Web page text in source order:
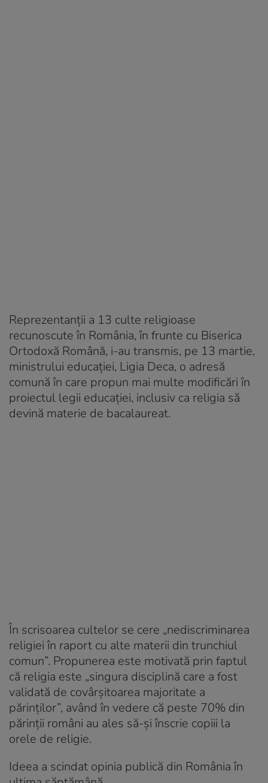
Reprezentanții a 13 culte religioase
recunoscute în România, în frunte cu Biserica
Ortodoxă Română, i-au transmis, pe 13 martie,
ministrului educației, Ligia Deca, o adresă
comună în care propun mai multe modificări în
proiectul legii educației, inclusiv ca religia să
devină materie de bacalaureat.
În scrisoarea cultelor se cere „nediscriminarea
religiei în raport cu alte materii din trunchiul
comun”. Propunerea este motivată prin faptul
că religia este „singura disciplină care a fost
validată de covârșitoarea majoritate a
părinților”, având în vedere că peste 70% din
părinții români au ales să-și înscrie copiii la
orele de religie.
Ideea a scindat opinia publică din România în